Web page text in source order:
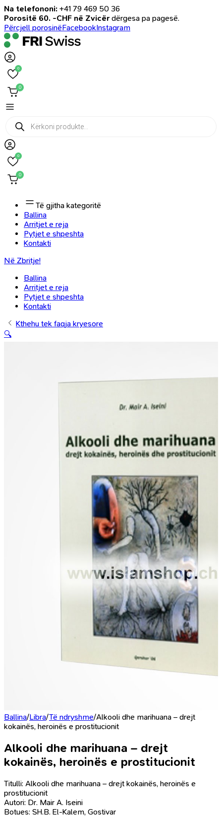
Na telefononi: +41 79 469 50 36
Porositë 60. -CHF në Zvicër dërgesa pa pagesë.
Përcjell porosinëFacebookInstagram
0
0
Products
search
0
0
Të gjitha kategoritë
Ballina
Arritjet e reja
Pytjet e shpeshta
Kontakti
Në Zbritje!
Ballina
Arritjet e reja
Pytjet e shpeshta
Kontakti
Kthehu tek faqja kryesore
🔍
Ballina/Libra/Të ndryshme/Alkooli dhe marihuana – drejt
kokainës, heroinës e prostitucionit
Alkooli dhe marihuana – drejt
kokainës, heroinës e prostitucionit
Titulli: Alkooli dhe marihuana – drejt kokainës, heroinës e
prostitucionit
Autori: Dr. Mair A. Iseini
Botues: SH.B. El-Kalem, Gostivar